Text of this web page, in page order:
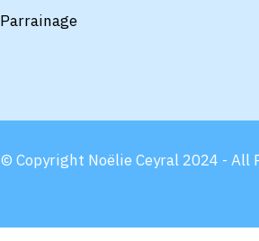
Parrainage
© Copyright Noëlie Ceyral 2024 - All